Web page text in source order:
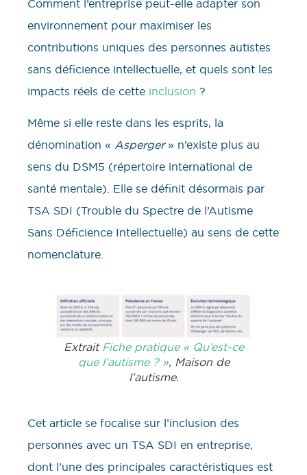
Comment l’entreprise peut-elle adapter son
environnement pour maximiser les
contributions uniques des personnes autistes
sans déficience intellectuelle, et quels sont les
impacts réels de cette inclusion ?
Même si elle reste dans les esprits, la
dénomination « Asperger» n’existe plus au
sens du DSM5 (répertoire international de
santé mentale). Elle se définit désormais par
TSA SDI (Trouble du Spectre de l’Autisme
Sans Déficience Intellectuelle) au sens de cette
nomenclature.
Extrait Fiche pratique « Qu’est-ce
que l’autisme ? », Maison de
l’autisme.
Cet article se focalise sur l’inclusion des
personnes avec un TSA SDI en entreprise,
dont l’une des principales caractéristiques est